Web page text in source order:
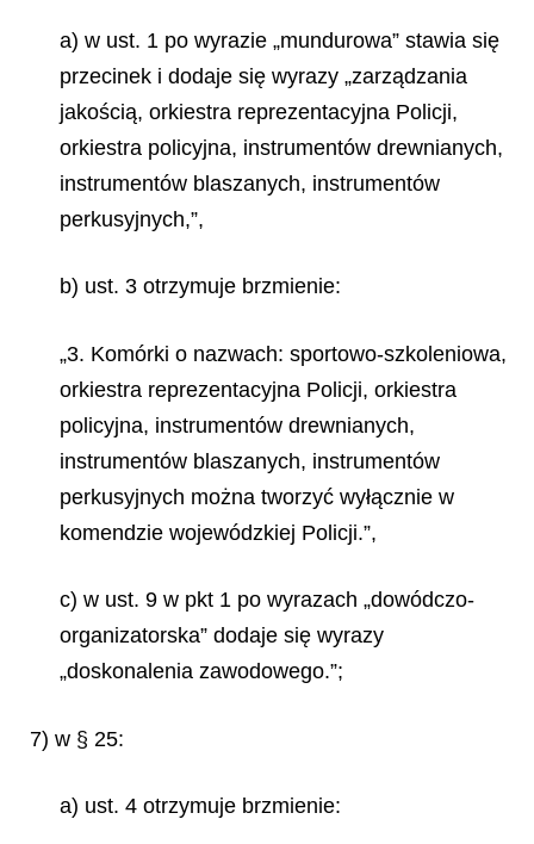
a) w ust. 1 po wyrazie „mundurowa” stawia się
przecinek i dodaje się wyrazy „zarządzania
jakością, orkiestra reprezentacyjna Policji,
orkiestra policyjna, instrumentów drewnianych,
instrumentów blaszanych, instrumentów
perkusyjnych,”,
b) ust. 3 otrzymuje brzmienie:
„3. Komórki o nazwach: sportowo-szkoleniowa,
orkiestra reprezentacyjna Policji, orkiestra
policyjna, instrumentów drewnianych,
instrumentów blaszanych, instrumentów
perkusyjnych można tworzyć wyłącznie w
komendzie wojewódzkiej Policji.”,
c) w ust. 9 w pkt 1 po wyrazach „dowódczo-
organizatorska” dodaje się wyrazy
„doskonalenia zawodowego.”;
7) w § 25:
a) ust. 4 otrzymuje brzmienie: